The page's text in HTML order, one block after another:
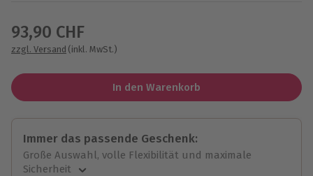
93,90 CHF
zzgl. Versand (inkl. MwSt.)
In den Warenkorb
Immer das passende Geschenk:
Große Auswahl, volle Flexibilität und maximale
Sicherheit